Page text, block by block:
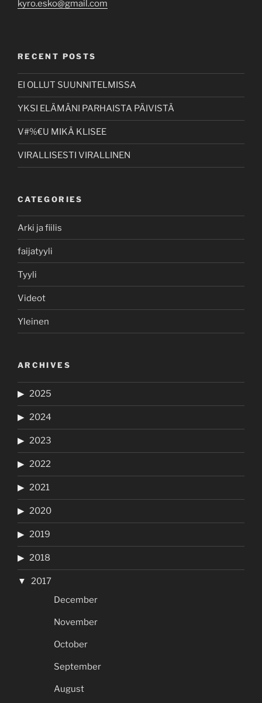
kyro.esko@gmail.com
RECENT POSTS
EI OLLUT SUUNNITELMISSA
YKSI ELÄMÄNI PARHAISTA PÄIVISTÄ
V#%€U MIKÄ KLISEE
VIRALLISESTI VIRALLINEN
CATEGORIES
Arki ja fiilis
faijatyyli
Tyyli
Videot
Yleinen
ARCHIVES
2025
2024
2023
2022
2021
2020
2019
2018
2017
December
November
October
September
August